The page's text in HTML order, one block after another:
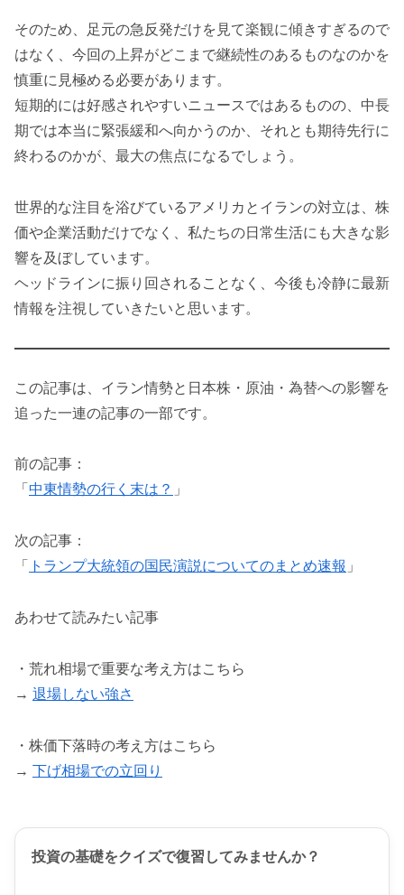
そのため、足元の急反発だけを見て楽観に傾きすぎるので
はなく、今回の上昇がどこまで継続性のあるものなのかを
慎重に見極める必要があります。
短期的には好感されやすいニュースではあるものの、中長
期では本当に緊張緩和へ向かうのか、それとも期待先行に
終わるのかが、最大の焦点になるでしょう。
世界的な注目を浴びているアメリカとイランの対立は、株
価や企業活動だけでなく、私たちの日常生活にも大きな影
響を及ぼしています。
ヘッドラインに振り回されることなく、今後も冷静に最新
情報を注視していきたいと思います。
この記事は、イラン情勢と日本株・原油・為替への影響を
追った一連の記事の一部です。
前の記事：
「 中東情勢の行く末は？ 」
次の記事：
「
トランプ大統領の国民演説についてのまとめ速報 」
あわせて読みたい記事
・荒れ相場で重要な考え方はこちら
→ 退場しない強さ
・株価下落時の考え方はこちら
→ 下げ相場での立回り
投資の基礎をクイズで復習してみませんか？